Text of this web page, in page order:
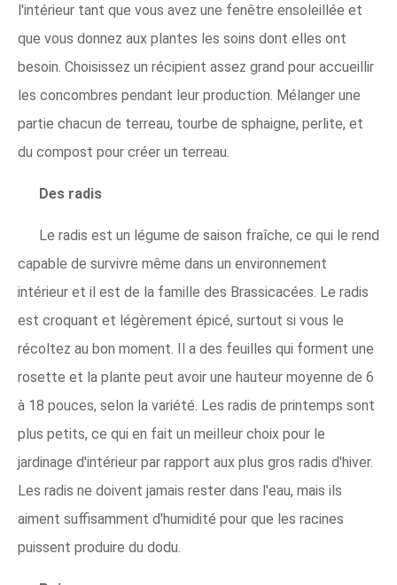
l'intérieur tant que vous avez une fenêtre ensoleillée et
que vous donnez aux plantes les soins dont elles ont
besoin. Choisissez un récipient assez grand pour accueillir
les concombres pendant leur production. Mélanger une
partie chacun de terreau, tourbe de sphaigne, perlite, et
du compost pour créer un terreau.
Des radis
Le radis est un légume de saison fraîche, ce qui le rend
capable de survivre même dans un environnement
intérieur et il est de la famille des Brassicacées. Le radis
est croquant et légèrement épicé, surtout si vous le
récoltez au bon moment. Il a des feuilles qui forment une
rosette et la plante peut avoir une hauteur moyenne de 6
à 18 pouces, selon la variété. Les radis de printemps sont
plus petits, ce qui en fait un meilleur choix pour le
jardinage d'intérieur par rapport aux plus gros radis d'hiver.
Les radis ne doivent jamais rester dans l'eau, mais ils
aiment suffisamment d'humidité pour que les racines
puissent produire du dodu.